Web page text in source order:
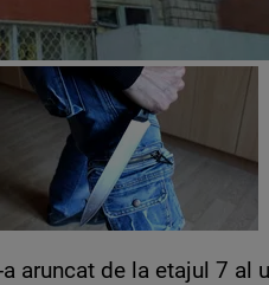
aruncat de la etajul 7 al